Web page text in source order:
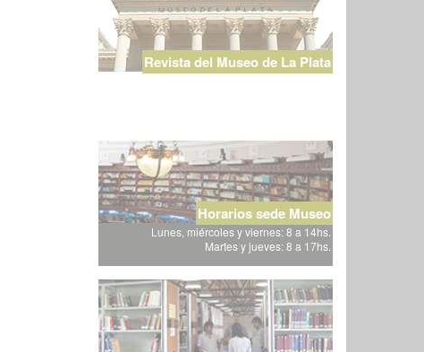
Revista del Museo de La Plata
Horarios sede Museo
Lunes, miércoles y viernes: 8 a 14hs.
Martes y jueves: 8 a 17hs.